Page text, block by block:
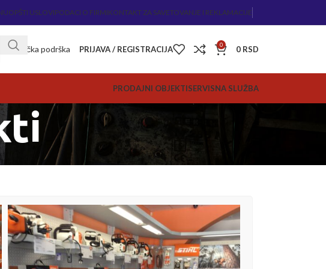
OPŠTI USLOVIPODACI O FIRMIKONTAKT ZA SAVETOVANJE I REKLAMACIJE
Korisnička podrška PRIJAVA / REGISTRACIJA 0 0 RSD
PRODAJNI OBJEKTISERVISNA SLUŽBA